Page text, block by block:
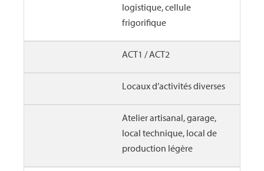
logistique, cellule
frigorifique
ACT1 / ACT2
Locaux d’activités diverses
Atelier artisanal, garage,
local technique, local de
production légère